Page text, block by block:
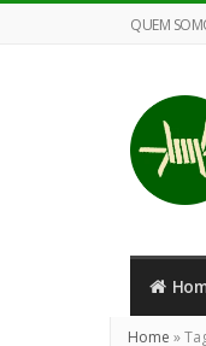
QUEM
Olho
nos
Home »